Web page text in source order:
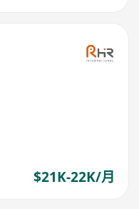
$21K-22K/月